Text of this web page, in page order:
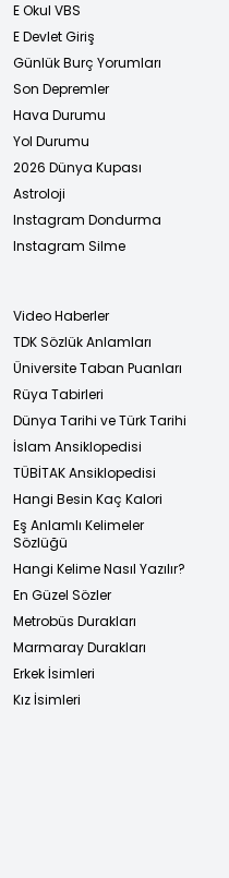
E Okul VBS
E Devlet Giriş
Günlük Burç Yorumları
Son Depremler
Hava Durumu
Yol Durumu
2026 Dünya Kupası
Astroloji
Instagram Dondurma
Instagram Silme
Video Haberler
TDK Sözlük Anlamları
Üniversite Taban Puanları
Rüya Tabirleri
Dünya Tarihi ve Türk Tarihi
İslam Ansiklopedisi
TÜBİTAK Ansiklopedisi
Hangi Besin Kaç Kalori
Eş Anlamlı Kelimeler
Sözlüğü
Hangi Kelime Nasıl Yazılır?
En Güzel Sözler
Metrobüs Durakları
Marmaray Durakları
Erkek İsimleri
Kız İsimleri